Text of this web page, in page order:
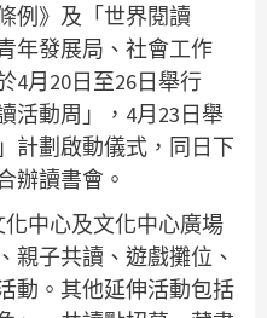
例》及「世界閱讀
年發展局、社會工作
4月20日至26日舉行
活動周」，4月23日舉
計劃啟動儀式，同日下
辦讀書會。
中心及文化中心廣場
親子共讀、遊戲攤位、
動。其他延伸活動包括